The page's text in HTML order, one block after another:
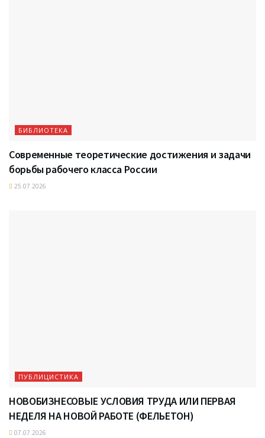
БИБЛИОТЕКА
Современные теоретические достижения и задачи
борьбы рабочего класса России
25.07.2026
ПУБЛИЦИСТИКА
НОВОБИЗНЕСОВЫЕ УСЛОВИЯ ТРУДА ИЛИ ПЕРВАЯ
НЕДЕЛЯ НА НОВОЙ РАБОТЕ (ФЕЛЬЕТОН)
07.07.2026